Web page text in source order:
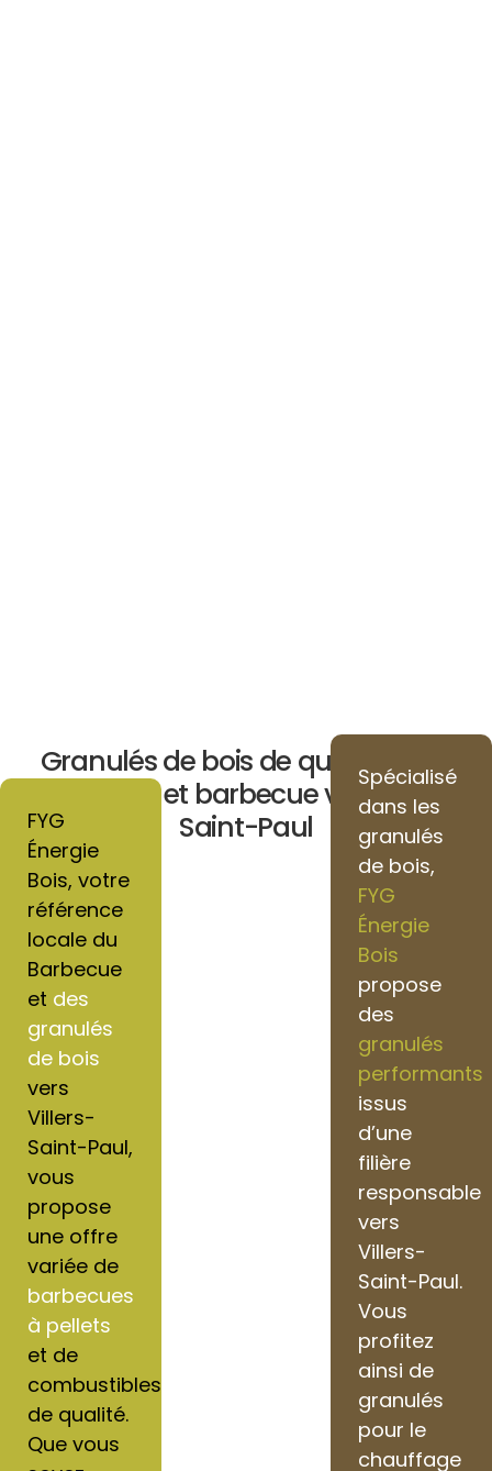
Granulés de bois de qualité pour
chauffage et barbecue vers Villers-
Saint-Paul
FYG
Énergie
Bois, votre
référence
locale du
Barbecue
et des
granulés
de bois
vers
Villers-
Saint-Paul,
vous
propose
une offre
variée de
barbecues
à pellets
et de
combustibles
de qualité.
Que vous
Spécialisé
dans les
granulés
de bois,
FYG
Énergie
Bois
propose
des
granulés
performants
issus
d’une
filière
responsable
vers
Villers-
Saint-Paul.
Vous
profitez
ainsi de
granulés
pour le
chauffage